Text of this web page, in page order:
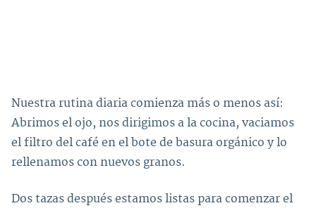
Nuestra rutina diaria comienza más o menos así:
Abrimos el ojo, nos dirigimos a la cocina, vaciamos
el filtro del café en el bote de basura orgánico y lo
rellenamos con nuevos granos.
Dos tazas después estamos listas para comenzar el